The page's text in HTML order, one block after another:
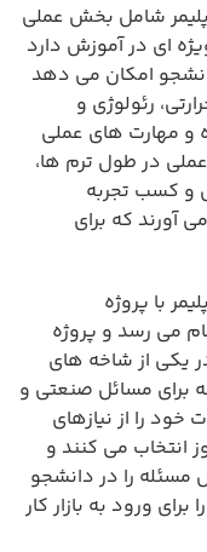
شامل بخش عملی
ای در آموزش دارد
امکان می دهد
رئولوژی و
و مهارت های عملی
در طول ترم ها،
و کسب تجربه
آورند که برای
با پروژه
دارد به اتمام می رسد و پروژه
یکی از شاخه های
برای مسائل صنعتی و
را از نیازهای
می کنند و
مسئله را در دانشجو
ورود به بازار کار